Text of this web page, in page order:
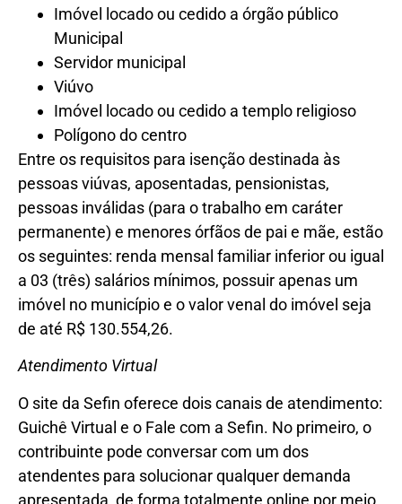
Imóvel locado ou cedido a órgão público
Municipal
Servidor municipal
Viúvo
Imóvel locado ou cedido a templo religioso
Polígono do centro
Entre os requisitos para isenção destinada às
pessoas viúvas, aposentadas, pensionistas,
pessoas inválidas (para o trabalho em caráter
permanente) e menores órfãos de pai e mãe, estão
os seguintes: renda mensal familiar inferior ou igual
a 03 (três) salários mínimos, possuir apenas um
imóvel no município e o valor venal do imóvel seja
de até R$ 130.554,26.
Atendimento Virtual
O site da Sefin oferece dois canais de atendimento:
Guichê Virtual e o Fale com a Sefin. No primeiro, o
contribuinte pode conversar com um dos
atendentes para solucionar qualquer demanda
apresentada, de forma totalmente online por meio